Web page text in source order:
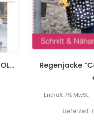
Hose, Überziehhose aus Wollwalk “POLDI”, Gr. 62 – 104 Regenjacke
Enthält 7% MwSt.